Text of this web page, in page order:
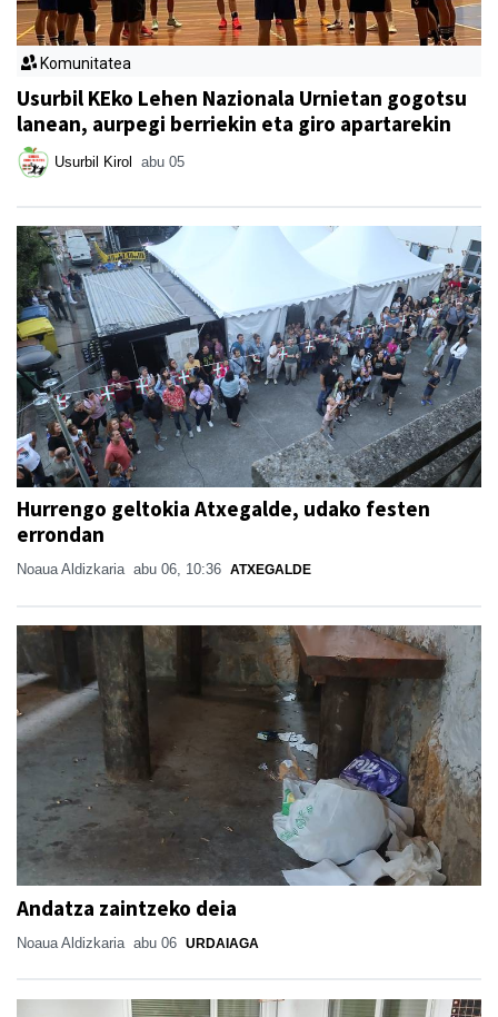
Komunitatea
Usurbil KEko Lehen Nazionala Urnietan gogotsu
lanean, aurpegi berriekin eta giro apartarekin
Usurbil Kirol abu 05
Hurrengo geltokia Atxegalde, udako festen
errondan
Noaua Aldizkaria abu 06, 10:36 ATXEGALDE
Andatza zaintzeko deia
Noaua Aldizkaria abu 06 URDAIAGA